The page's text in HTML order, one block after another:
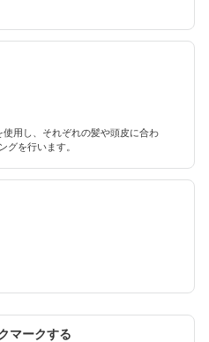
用し、それぞれの髪や頭皮に合わ
グを行います。
マークする